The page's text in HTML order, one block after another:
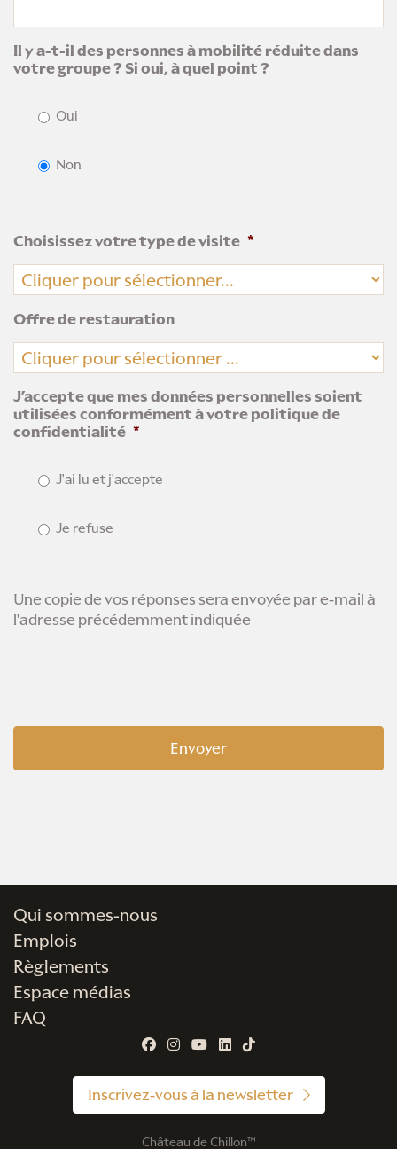
Il y a-t-il des personnes à mobilité réduite dans
votre groupe ? Si oui, à quel point ?
Oui
Non
Choisissez votre type de visite *
Offre de restauration
J’accepte que mes données personnelles soient
utilisées conformément à votre politique de
confidentialité *
J'ai lu et j'accepte
Je refuse
Une copie de vos réponses sera envoyée par e-mail à
l'adresse précédemment indiquée
Qui sommes-nous
Emplois
Règlements
Espace médias
FAQ
Inscrivez-vous à la newsletter
Château de Chillon™